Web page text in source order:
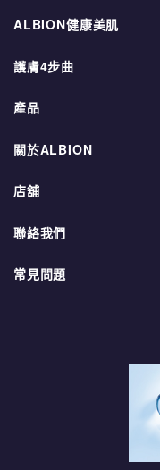
ALBION健康美肌
護膚4步曲
產品
關於ALBION
店舖
聯絡我們
常見問題